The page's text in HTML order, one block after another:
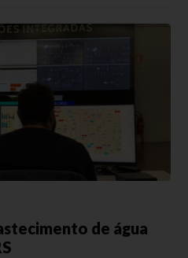
de água